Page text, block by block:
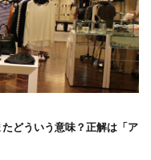
たどういう意味？正解は「ア